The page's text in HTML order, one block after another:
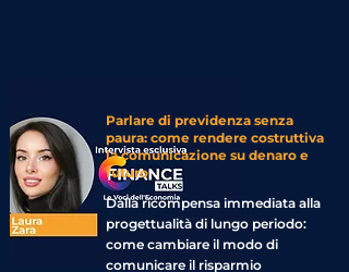
Parlare di previdenza senza
paura: come rendere costruttiva
la comunicazione su denaro e
futuro
Dalla ricompensa immediata alla
progettualità di lungo periodo:
come cambiare il modo di
comunicare il risparmio